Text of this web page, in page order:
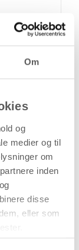
Om
og
medier og til
om
inden
disse
eller som
300,00 kr.
først bindende,
din ordre.